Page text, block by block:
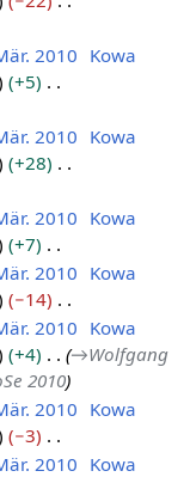
2010 Kowa
+5
2010 Kowa
+28
2010 Kowa
+7
2010 Kowa
−14
2010 Kowa
+4 →Wolfgang
2010
2010 Kowa
−3
2010 Kowa